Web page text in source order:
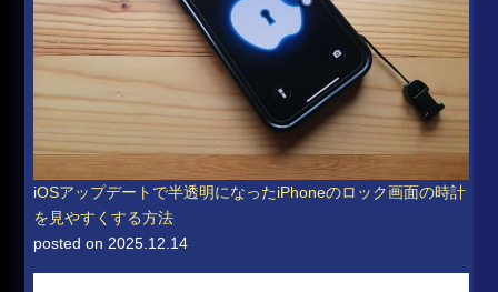
iOSアップデートで半透明になったiPhoneのロック画面の時計
を見やすくする方法
posted on 2025.12.14